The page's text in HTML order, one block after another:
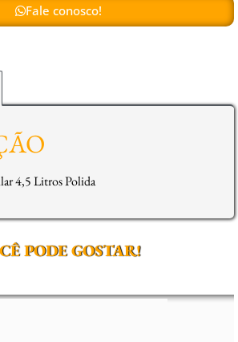
Fale conosco!
4,5 Litros Polida
PODE GOSTAR!